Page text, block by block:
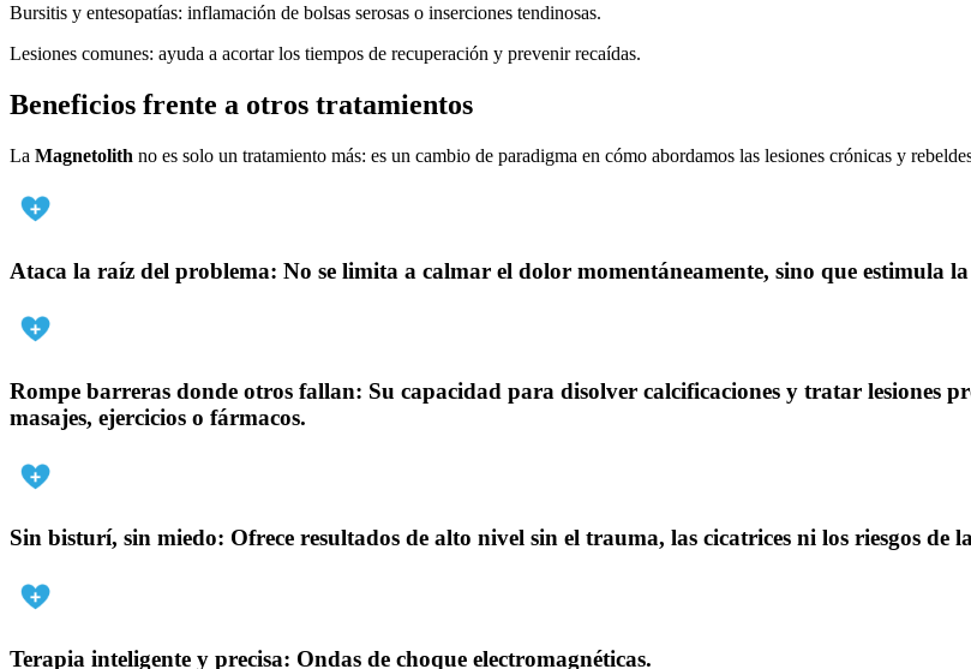
Bursitis y entesopatías: inflamación de bolsas serosas o inserciones tendinosas.
Lesiones comunes: ayuda a acortar los tiempos de recuperación y prevenir recaídas.
Beneficios frente a otros tratamientos
La Magnetolith no es solo un tratamiento más: es un cambio de paradigma en cómo abordamos las lesiones crónicas y
Ataca la raíz del problema: No se limita a calmar el dolor momentáneamente, sino que estimula
Rompe barreras donde otros fallan: Su capacidad para disolver calcificaciones y tratar lesiones
masajes, ejercicios o fármacos.
Sin bisturí, sin miedo: Ofrece resultados de alto nivel sin el trauma, las cicatrices ni los riesgos de
Terapia inteligente y precisa: Ondas de choque electromagnéticas.